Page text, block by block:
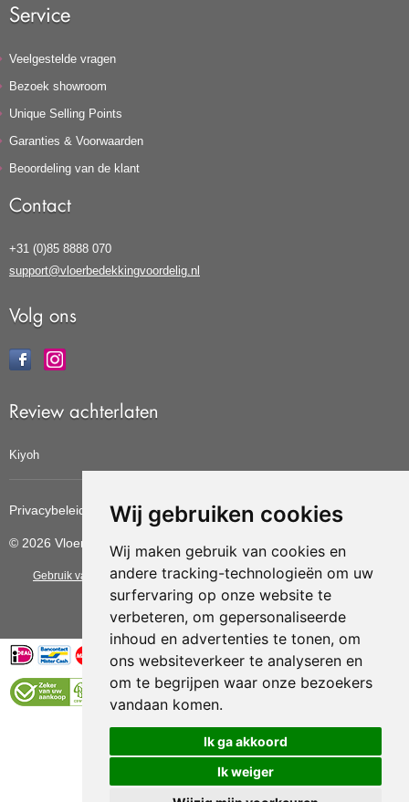
Wij gebruiken cookies
Wij maken gebruik van cookies en
andere tracking-technologieën om uw
surfervaring op onze website te
verbeteren, om gepersonaliseerde
inhoud en advertenties te tonen, om
ons websiteverkeer te analyseren en
om te begrijpen waar onze bezoekers
vandaan komen.
Ik ga akkoord
Ik weiger
Service
Veelgestelde vragen
Bezoek showroom
Unique Selling Points
Garanties & Voorwaarden
Beoordeling van de klant
Contact
+31 (0)85 8888 070
support@vloerbedekkingvoordelig.nl
Volg ons
Review achterlaten
Kiyoh
Privacybeleid Cookiebeleid Update cookies voorkeuren
© 2026 Vloerbedekkingvoordelig
Gebruik van deze site betekent dat u dealgemene voorwaarden van CBW
erkende woonwinkels accepteert.
Vloerenvoordelig.nl is een onderdeel van